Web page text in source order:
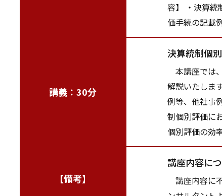
容】 ・決算統
価手続の記載
講義：30分
決算統制個
本講座では
解説いたしま
例等、他社事
制個別評価に
個別評価の効
【備考】
講座内容に
講座内容に